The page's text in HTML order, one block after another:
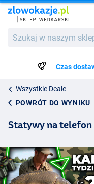
w
wędkarskim...Czas
Wszystkie Deale
POWRÓT DO WYNIKU
Statywy na telefon